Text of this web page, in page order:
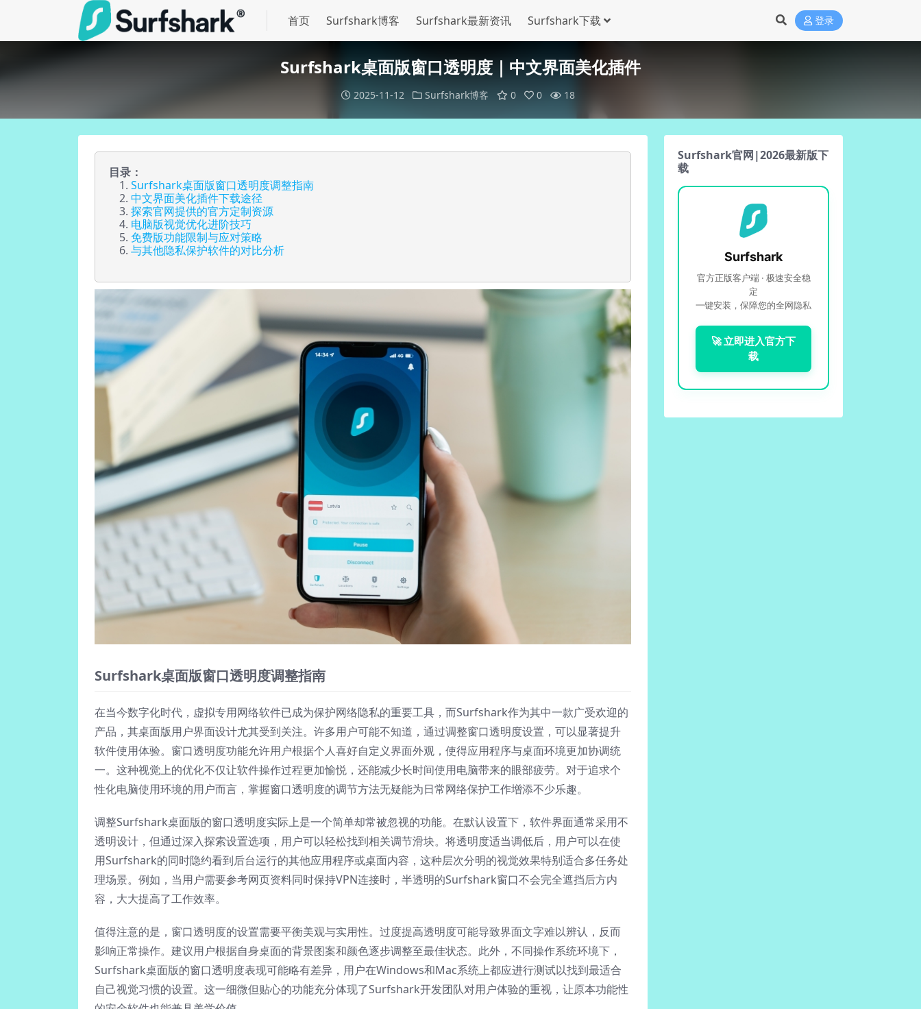
首页 Surfshark博客 Surfshark最新资讯 Surfshark下载 登录
Surfshark桌面版窗口透明度｜中文界面美化插件
2025-11-12 Surfshark博客 0 0 18
目录：
Surfshark桌面版窗口透明度调整指南
中文界面美化插件下载途径
探索官网提供的官方定制资源
电脑版视觉优化进阶技巧
免费版功能限制与应对策略
与其他隐私保护软件的对比分析
Surfshark桌面版窗口透明度调整指南
在当今数字化时代，虚拟专用网络软件已成为保护网络隐私的重要工具，而Surfshark作为其中一款广受欢迎的
产品，其桌面版用户界面设计尤其受到关注。许多用户可能不知道，通过调整窗口透明度设置，可以显著提升
软件使用体验。窗口透明度功能允许用户根据个人喜好自定义界面外观，使得应用程序与桌面环境更加协调统
一。这种视觉上的优化不仅让软件操作过程更加愉悦，还能减少长时间使用电脑带来的眼部疲劳。对于追求个
性化电脑使用环境的用户而言，掌握窗口透明度的调节方法无疑能为日常网络保护工作增添不少乐趣。
调整Surfshark桌面版的窗口透明度实际上是一个简单却常被忽视的功能。在默认设置下，软件界面通常采用不
透明设计，但通过深入探索设置选项，用户可以轻松找到相关调节滑块。将透明度适当调低后，用户可以在使
用Surfshark的同时隐约看到后台运行的其他应用程序或桌面内容，这种层次分明的视觉效果特别适合多任务处
理场景。例如，当用户需要参考网页资料同时保持VPN连接时，半透明的Surfshark窗口不会完全遮挡后方内
容，大大提高了工作效率。
值得注意的是，窗口透明度的设置需要平衡美观与实用性。过度提高透明度可能导致界面文字难以辨认，反而
影响正常操作。建议用户根据自身桌面的背景图案和颜色逐步调整至最佳状态。此外，不同操作系统环境下，
Surfshark桌面版的窗口透明度表现可能略有差异，用户在Windows和Mac系统上都应进行测试以找到最适合
自己视觉习惯的设置。这一细微但贴心的功能充分体现了Surfshark开发团队对用户体验的重视，让原本功能性
Surfshark官网|2026最新版下
载
Surfshark
官方正版客户端 · 极速安全稳
定
一键安装，保障您的全网隐私
🚀 立即进入官方下
载